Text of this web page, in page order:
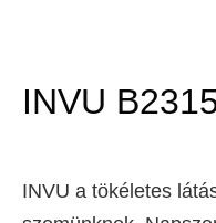
INVU
INVU a tökéletes